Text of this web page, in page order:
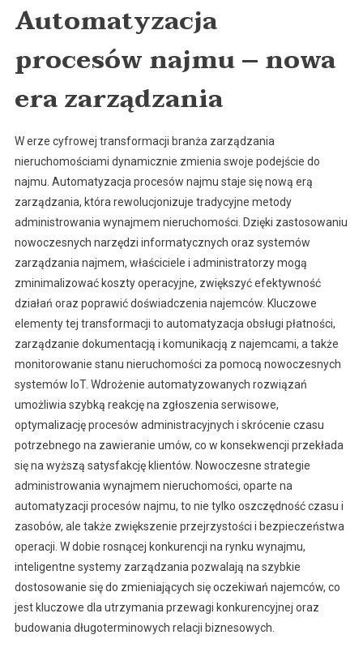
Automatyzacja
procesów najmu – nowa
era zarządzania
W erze cyfrowej transformacji branża zarządzania
nieruchomościami dynamicznie zmienia swoje podejście do
najmu. Automatyzacja procesów najmu staje się nową erą
zarządzania, która rewolucjonizuje tradycyjne metody
administrowania wynajmem nieruchomości. Dzięki zastosowaniu
nowoczesnych narzędzi informatycznych oraz systemów
zarządzania najmem, właściciele i administratorzy mogą
zminimalizować koszty operacyjne, zwiększyć efektywność
działań oraz poprawić doświadczenia najemców. Kluczowe
elementy tej transformacji to automatyzacja obsługi płatności,
zarządzanie dokumentacją i komunikacją z najemcami, a także
monitorowanie stanu nieruchomości za pomocą nowoczesnych
systemów IoT. Wdrożenie automatyzowanych rozwiązań
umożliwia szybką reakcję na zgłoszenia serwisowe,
optymalizację procesów administracyjnych i skrócenie czasu
potrzebnego na zawieranie umów, co w konsekwencji przekłada
się na wyższą satysfakcję klientów. Nowoczesne strategie
administrowania wynajmem nieruchomości, oparte na
automatyzacji procesów najmu, to nie tylko oszczędność czasu i
zasobów, ale także zwiększenie przejrzystości i bezpieczeństwa
operacji. W dobie rosnącej konkurencji na rynku wynajmu,
inteligentne systemy zarządzania pozwalają na szybkie
dostosowanie się do zmieniających się oczekiwań najemców, co
jest kluczowe dla utrzymania przewagi konkurencyjnej oraz
budowania długoterminowych relacji biznesowych.